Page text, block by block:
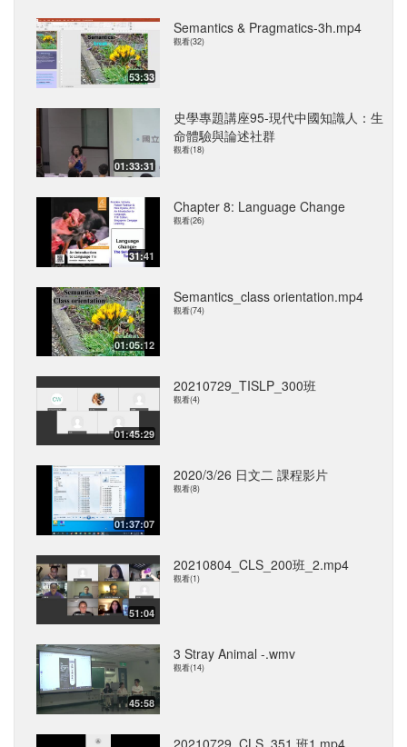
53:33
Semantics & Pragmatics-3h.mp4
觀看(32)
01:33:31
史學專題講座95-現代中國知識人：生
命體驗與論述社群
觀看(18)
31:41
Chapter 8: Language Change
觀看(26)
01:05:12
Semantics_class orientation.mp4
觀看(74)
01:45:29
20210729_TISLP_300班
觀看(4)
01:37:07
2020/3/26 日文二 課程影片
觀看(8)
51:04
20210804_CLS_200班_2.mp4
觀看(1)
45:58
3 Stray Animal -.wmv
觀看(14)
20210729_CLS_351 班1.mp4